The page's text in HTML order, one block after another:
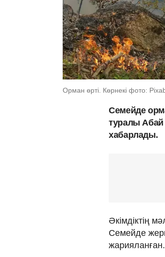
Орман өрті. Көрнекі фото:
Семейде
туралы Абай
хабарлады.
Әкімдіктің
Семейде
жарияланған.